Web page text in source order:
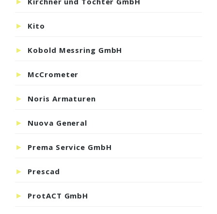
Kito
Kobold Messring GmbH
McCrometer
Noris Armaturen
Nuova General
Prema Service GmbH
Prescad
ProtACT GmbH